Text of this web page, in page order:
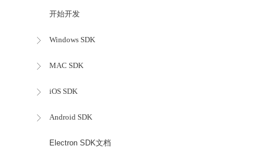
开始开发
Windows SDK
MAC SDK
iOS SDK
Android SDK
Electron SDK文档